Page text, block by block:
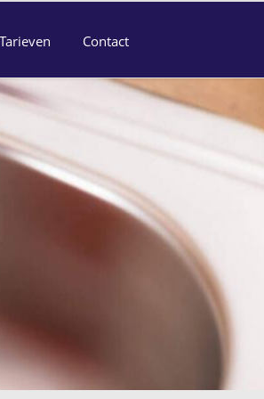
Tarieven Contact